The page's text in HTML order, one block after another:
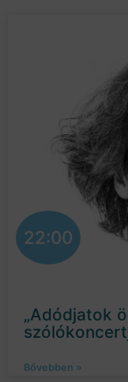
22:00
„Adódjatok
Bővebben »